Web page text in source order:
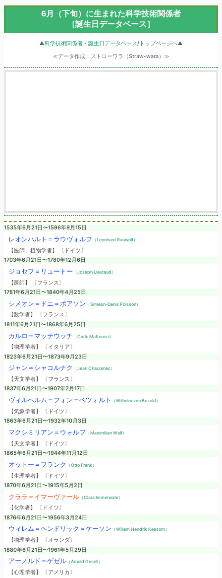
6月（下旬）に生まれた科学技術関係者
［誕生日データベース］
▲科学技術関係者・誕生日データベース/トップページへ▲
≪データ作成：ストローワラ（Straw-wara）≫
1535年6月21日〜1596年9月15日
レオンハルト＝ラウヴォルフ （Leonhard Rauwolf）
【医師、植物学者】 〔ドイツ〕
1703年6月21日〜1780年12月6日
ジョセフ＝リュートー （Joseph Lieutaud）
【医師】 〔フランス〕
1781年6月21日〜1840年4月25日
シメオン＝ドニ＝ポアソン （Simeon-Denis Poisson）
【数学者】 〔フランス〕
1811年6月21日〜1868年6月25日
カルロ＝マッテウッチ （Carlo Matteucci）
【物理学者】 〔イタリア〕
1823年6月21日〜1873年9月23日
ジャン＝シャコルナク （Jean Chacornac）
【天文学者】 〔フランス〕
1837年6月21日〜1907年2月17日
ヴィルヘルム＝フォン＝ベツォルト （Wilhelm von Bezold）
【気象学者】 〔ドイツ〕
1863年6月21日〜1932年10月3日
マクシミリアン＝ウォルフ （Maximilian Wolf）
【天文学者】 〔ドイツ〕
1865年6月21日〜1944年11月12日
オットー＝フランク （Otto Frank）
【生理学者】 〔ドイツ〕
1870年6月21日〜1915年5月2日
クララ＝イマーヴァール（Clara Immerwahr）
【化学者】 〔ドイツ〕
1876年6月21日〜1956年3月24日
ウィレム＝ヘンドリック＝ケーソン （Willem Hendrik Keesom）
【物理学者】 〔オランダ〕
1880年6月21日〜1961年5月29日
アーノルド＝ゲゼル（Arnold Gesell）
【心理学者】 〔アメリカ〕